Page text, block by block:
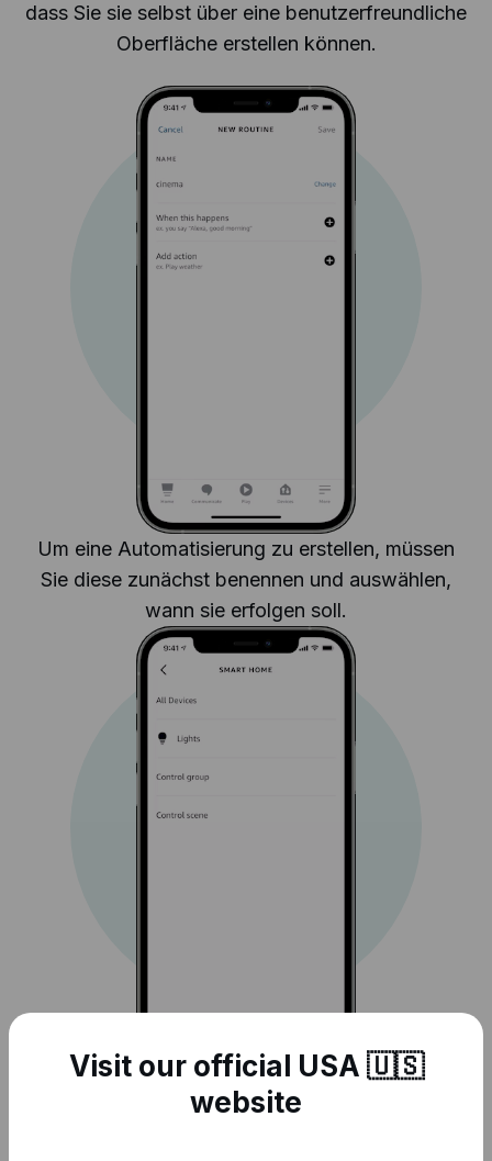
dass Sie sie selbst über eine benutzerfreundliche
Oberfläche erstellen können.
Um eine Automatisierung zu erstellen, müssen
Sie diese zunächst benennen und auswählen,
wann sie erfolgen soll.
Danach können Sie Geräte oder Szenen
auswählen, die Sie steuern möchten, sobald der
Visit our official USA 🇺🇸
website